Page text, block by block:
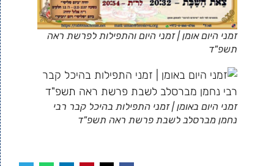
זמני היום אומן | זמני היום והתפילות לפרשת ראה
תשפ"ד
זמני היום באומן | זמני התפילות בהיכל קבר רבי
נחמן מברסלב לשבת פרשת ראה תשפ"ד